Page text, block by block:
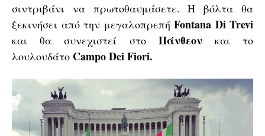
σιντριβάνι να πρωτοθαυμάσετε. Η βόλτα θα
ξεκινήσει από την μεγαλοπρεπή Fontana Di Trevi
και θα συνεχιστεί στο Πάνθεονκαι το
λουλουδάτο Campo Dei Fiori.